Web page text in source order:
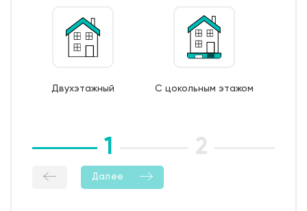
арматуры 6/8 AI);
7. Монтаж опалубки из обрезной доски;
влажностный режима);
Двухэтажный С цокольным этажом
1 2
Далее